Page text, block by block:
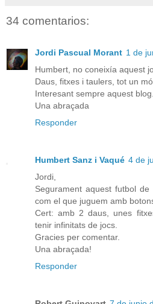
34 comentarios:
Jordi Pascual Morant 1 de
Humbert, no coneixía aquest
Daus, fitxes i taulers, tot un
Interesant sempre aquest blog.
Una abraçada
Responder
Humbert Sanz i Vaqué 4 de
Jordi,
Segurament aquest futbol
com el que juguem amb
Cert: amb 2 daus, unes
tenir infinitats de jocs.
Gracies per comentar.
Una abraçada!
Responder